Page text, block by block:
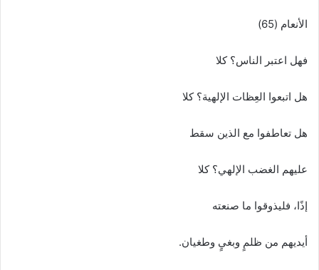
الأنعام (65)
فهل اعتبر الناس؟ كلا
هل اتبعوا العِظات الإلهية؟ كلا
هل تعاطفوا مع الذين سقط
عليهم الغضب الإلهي؟ كلا
إذًا، فليذوقوا ما صنعته
أيديهم من ظلمٍ وبغيٍ وطغيان.